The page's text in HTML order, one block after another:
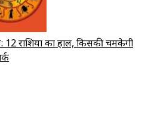
राशियों का हाल, किसकी चमकेगी